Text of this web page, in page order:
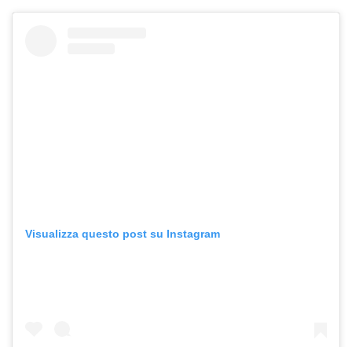
Visualizza questo post su Instagram